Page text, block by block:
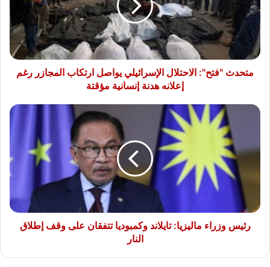
يواصل
ارتكاب
المجازر
رغم
إعلانه
هدنة
متحدث "فتح": الاحتلال الإسرائيلي يواصل ارتكاب المجازر رغم
إعلانه هدنة إنسانية مؤقتة
رئيس
تايلاند
وكمبوديا
تتفقان
إطلاق
رئيس وزراء ماليزيا: تايلاند وكمبوديا تتفقان على وقف إطلاق
النار